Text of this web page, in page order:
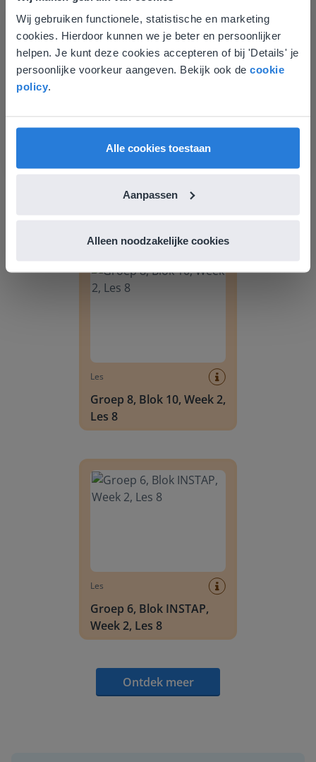
Wij gebruiken functionele, statistische en marketing
cookies. Hierdoor kunnen we je beter en persoonlijker
helpen. Je kunt deze cookies accepteren of bij 'Details' je
persoonlijke voorkeur aangeven. Bekijk ook de cookie
policy.
Alle cookies toestaan
Aanpassen
Alleen noodzakelijke cookies
Groep 8, Blok 10, Week 2, Les 6
Les
Groep 8, Blok 10, Week 2,
Groep 8, Blok 10, Week 2, Les 8
Les
Groep 8, Blok 10, Week 2,
Les 8
Les
Groep 6, Blok INSTAP,
Week 2, Les 8
Ontdek meer
Deze website komt niet
overeen met je locatie
Gezien je locatie, denken we dat je misschien
liever naar de website voor English gaat. Hier
English
Nederland